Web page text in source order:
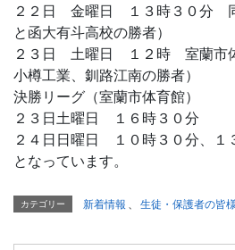
２２日 金曜日 １３時３０分
と函大有斗高校の勝者）
２３日 土曜日 １２時 室蘭市
小樽工業、釧路江南の勝者）
決勝リーグ（室蘭市体育館）
２３日土曜日 １６時３０分
２４日日曜日 １０時３０分、１
となっています。
カテゴリー 新着情報 、 生徒・保護者の皆